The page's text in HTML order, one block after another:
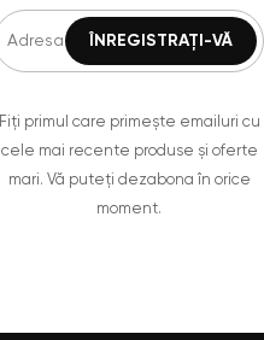
Fiți primul care primește emailuri cu
cele mai recente produse și oferte
mari. Vă puteți dezabona în orice
moment.